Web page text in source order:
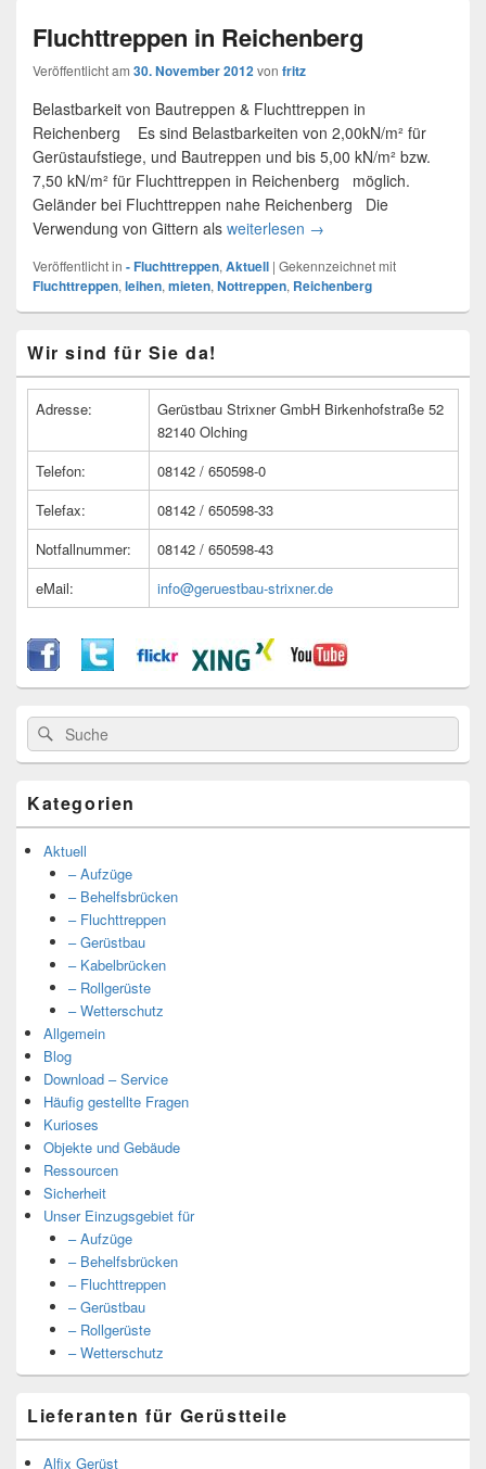
Fluchttreppen in Reichenberg
Veröffentlicht am 30. November 2012von fritz
Belastbarkeit von Bautreppen & Fluchttreppen in
Reichenberg Es sind Belastbarkeiten von 2,00kN/m² für
Gerüstaufstiege, und Bautreppen und bis 5,00 kN/m² bzw.
7,50 kN/m² für Fluchttreppen in Reichenberg möglich.
Geländer bei Fluchttreppen nahe Reichenberg Die
Verwendung von Gittern als weiterlesen Fluchttreppen in
→
Veröffentlicht in - Fluchttreppen, Aktuell | Gekennzeichnet mit
Fluchttreppen, leihen, mieten, Nottreppen, Reichenberg
Seitenleisten
Widget-
Wir sind für Sie da!
Adresse:
Gerüstbau Strixner GmbH Birkenhofstraße 52
82140 Olching
Telefon:
08142 / 650598-0
Telefax:
08142 / 650598-33
Notfallnummer:
08142 / 650598-43
eMail:
info@geruestbau-strixner.de
Suche
nach:
Suche
Kategorien
Aktuell
– Aufzüge
– Behelfsbrücken
– Fluchttreppen
– Gerüstbau
– Kabelbrücken
– Rollgerüste
– Wetterschutz
Allgemein
Blog
Download – Service
Häufig gestellte Fragen
Kurioses
Objekte und Gebäude
Ressourcen
Sicherheit
Unser Einzugsgebiet für
– Aufzüge
– Behelfsbrücken
– Fluchttreppen
– Gerüstbau
– Rollgerüste
– Wetterschutz
Lieferanten für Gerüstteile
Alfix Gerüst